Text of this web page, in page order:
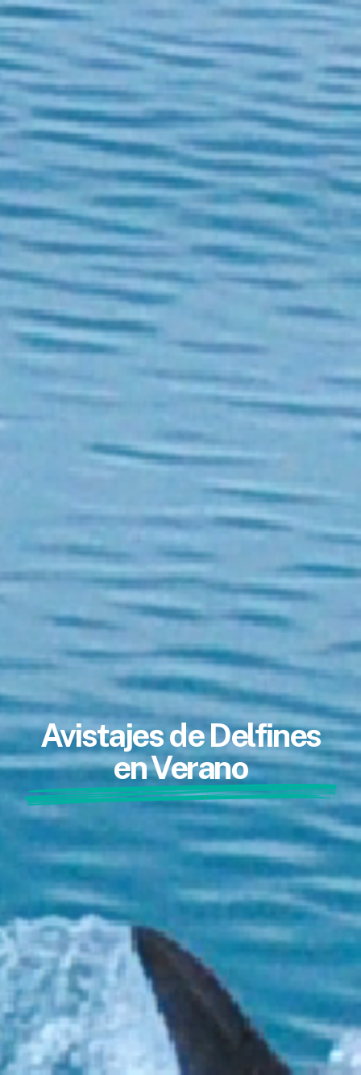
Avistajes de Delfines
en Verano